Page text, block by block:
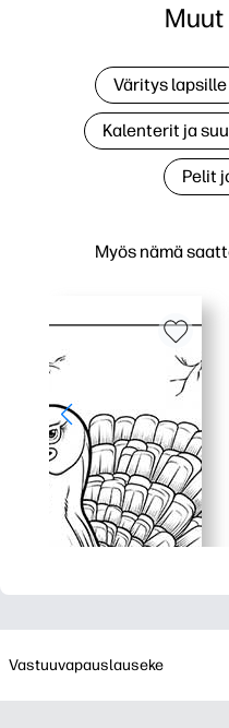
Myös nämä
Väritys lapsille
Kalenterit ja
Pelit
Vastuuvapauslauseke